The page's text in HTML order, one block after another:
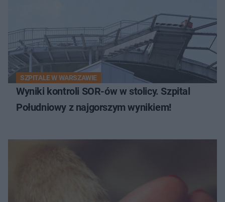
SZPITALE W WARSZAWIE
Wyniki kontroli SOR-ów w stolicy. Szpital
Południowy z najgorszym wynikiem!